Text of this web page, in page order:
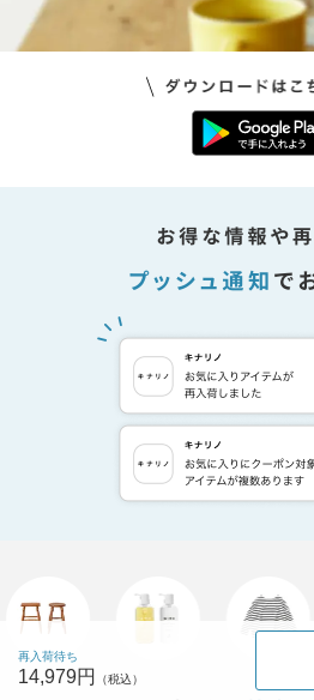
再入荷待ち
14,979円